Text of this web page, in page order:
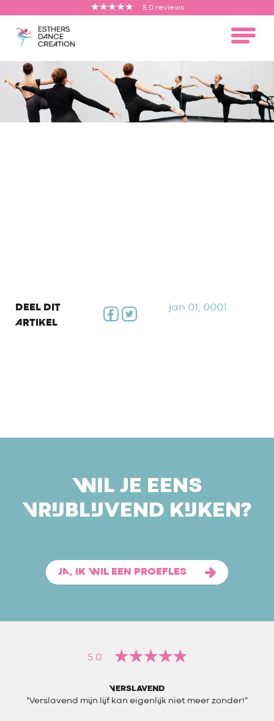
5,0 reviews
DEEL DIT
ARTIKEL
jan 01, 0001
WIL JE EENS
VRIJBLIJVEND KIJKEN?
JA, IK WIL EEN PROEFLES
5.0
VERSLAVEND
"Verslavend mijn lijf kan eigenlijk niet meer zonder!"